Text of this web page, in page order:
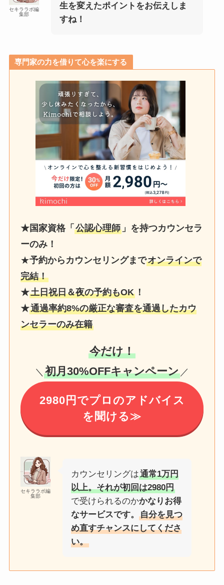
セキララボ編
集部
生を変えたポイントをお伝えしま
すね！
専門家の力を借りて心を楽にする
★国家資格「公認心理師 」を持つカウンセラ
ーのみ！
★予約からカウンセリングまでオンラインで
完結！
★土日祝日＆夜の予約もOK ！
★通過率約8%の厳正な審査を通過したカウ
ンセラーのみ在籍
今だけ！
＼ 初月30%OFFキャンペーン ／
2980円でプロのアドバイス
を聞ける≫
セキララボ編
集部
カウンセリングは通常1万円
以上。それが初回は2980円
で受けられるのかかなりお得
なサービスです。自分を見つ
め直すチャンスにしてくださ
い。